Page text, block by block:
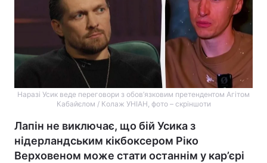
Наразі Усик веде переговори з обов’язковим претендентом Агітом
Кабайєлом / Колаж УНІАН, фото – скріншоти
Лапін не виключає, що бій Усика з
нідерландським кікбоксером Ріко
Верховеном може стати останнім у кар’єрі